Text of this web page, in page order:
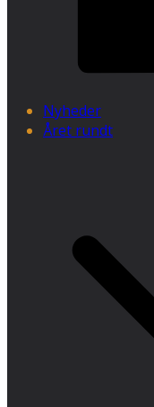
Nyheder
Året rundt